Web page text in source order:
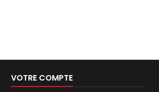
VOTRE COMPTE